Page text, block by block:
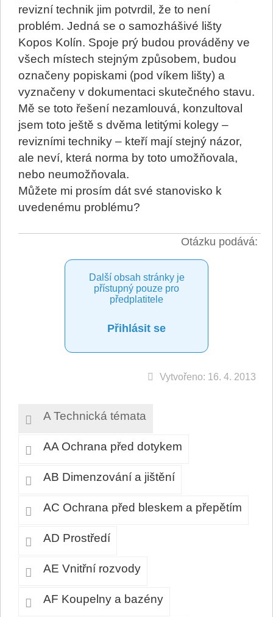
revizní technik jim potvrdil, že to není
problém. Jedná se o samozhášivé lišty
Kopos Kolín. Spoje prý budou prováděny ve
všech místech stejným způsobem, budou
označeny popiskami (pod víkem lišty) a
vyznačeny v dokumentaci skutečného stavu.
Mě se toto řešení nezamlouvá, konzultoval
jsem toto ještě s dvěma letitými kolegy –
revizními techniky – kteří mají stejný názor,
ale neví, která norma by toto umožňovala,
nebo neumožňovala.
Můžete mi prosím dát své stanovisko k
uvedenému problému?
Otázku podává:
Další obsah stránky je
přístupný pouze pro
předplatitele
Přihlásit se
Vytvořeno: 16. 4. 2013
A Technická témata
AA Ochrana před dotykem
AB Dimenzování a jištění
AC Ochrana před bleskem a přepětím
AD Prostředí
AE Vnitřní rozvody
AF Koupelny a bazény